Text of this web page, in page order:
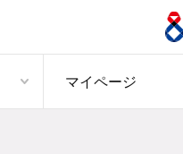
マイページ